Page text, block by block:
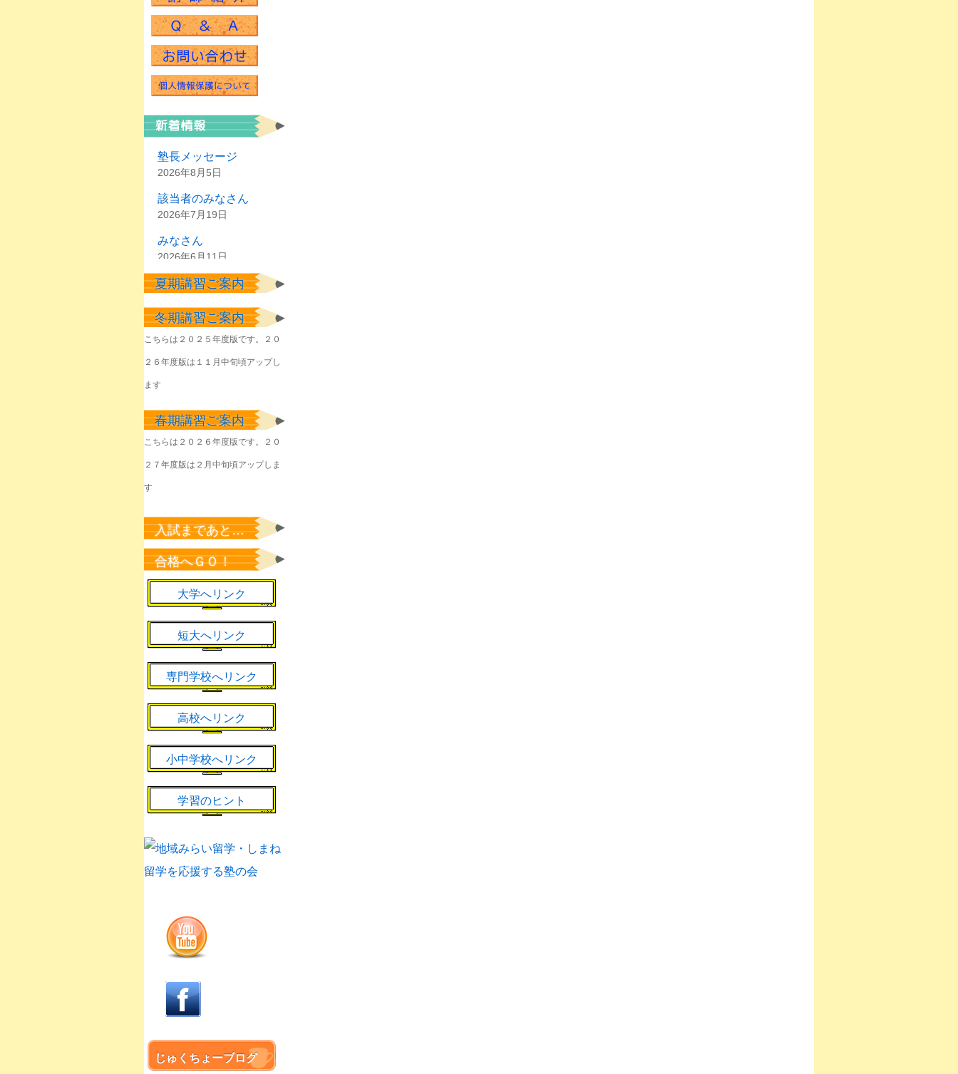
塾長メッセージ
2026年8月5日
該当者のみなさん
2026年7月19日
みなさん
2026年6月11日
塾生のみなさん
塾生のみなさん
2026年6月1日
きょうやるべきことを
淡々と
該当者のみなさん
2026年5月23日
塾生のみなさん
2026年5月7日
新緑の候、来年の桜の
ために
2026年5月1日
夏期講習ご案内
冬期講習ご案内
こちらは２０２５年度版です。２０
２６年度版は１１月中旬頃アップし
ます
春期講習ご案内
こちらは２０２６年度版です。２０
２７年度版は２月中旬頃アップしま
す
入試まであと…
合格へＧＯ！
大学へリンク
短大へリンク
専門学校へリンク
高校へリンク
小中学校へリンク
学習のヒント
じゅくちょーブログ